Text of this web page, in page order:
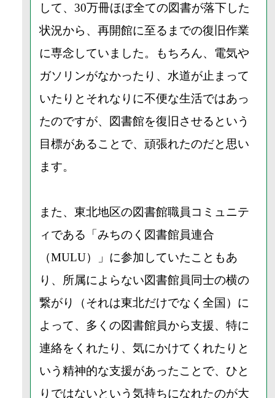
して、30万冊ほぼ全ての図書が落下した
状況から、再開館に至るまでの復旧作業
に専念していました。もちろん、電気や
ガソリンがなかったり、水道が止まって
いたりとそれなりに不便な生活ではあっ
たのですが、図書館を復旧させるという
目標があることで、頑張れたのだと思い
ます。
また、東北地区の図書館職員コミュニテ
ィである「みちのく図書館員連合
（MULU）」に参加していたこともあ
り、所属によらない図書館員同士の横の
繋がり（それは東北だけでなく全国）に
よって、多くの図書館員から支援、特に
連絡をくれたり、気にかけてくれたりと
いう精神的な支援があったことで、ひと
りではないという気持ちになれたのが大